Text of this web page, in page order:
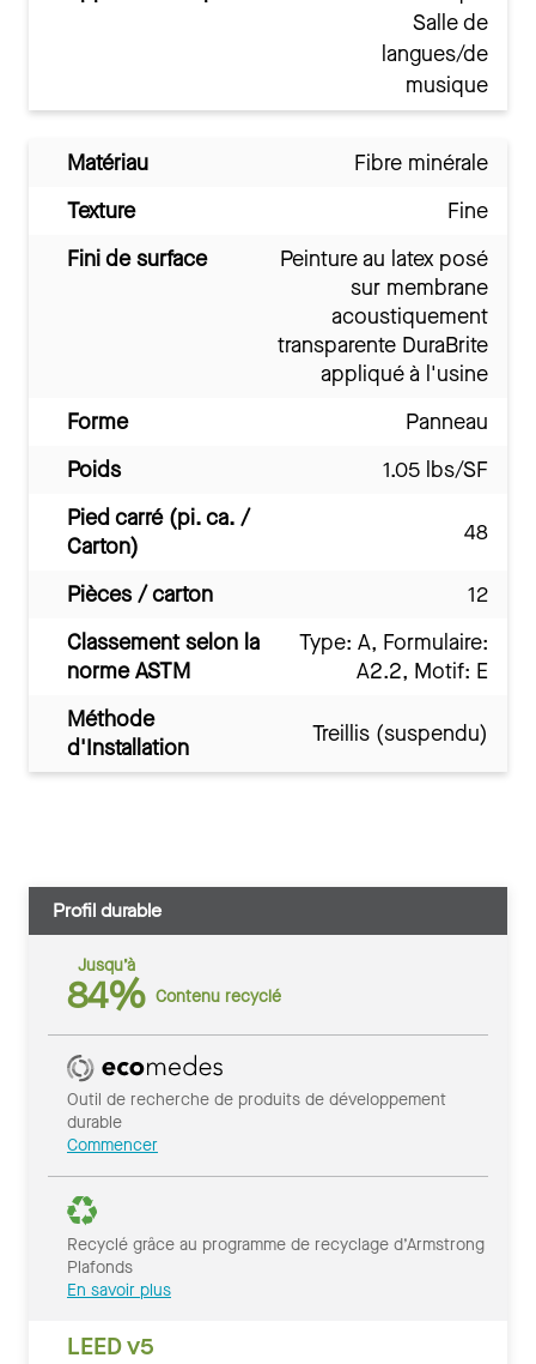
Salle de
langues/de
musique
Matériau
Fibre minérale
Texture
Fine
Fini de surface
Peinture au latex posé
sur membrane
acoustiquement
transparente DuraBrite
appliqué à l'usine
Forme
Panneau
Poids
1.05 lbs/SF
Pied carré (pi. ca. /
Carton)
48
Pièces / carton
12
Classement selon la
norme ASTM
Type: A, Formulaire:
A2.2, Motif: E
Méthode
d'Installation
Treillis (suspendu)
Profil durable
Jusqu’à
84% Contenu recyclé
Outil de recherche de produits de développement
durable
Commencer
Recyclé grâce au programme de recyclage d’Armstrong
Plafonds
En savoir plus
LEED v5